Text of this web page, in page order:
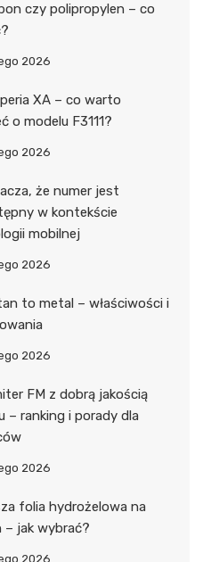
czy polipropylen – co
2026
XA – co warto
o modelu F3111?
2026
że numer jest
w kontekście
mobilnej
2026
to metal – właściwości i
2026
FM z dobrą jakością
– ranking i porady dla
2026
folia hydrożelowa na
jak wybrać?
2026